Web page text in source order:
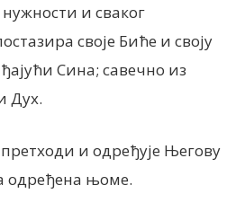
и сваког
своје Биће и своју
Сина; савечно из
Дух.
и одређује Његову
одређена њоме.